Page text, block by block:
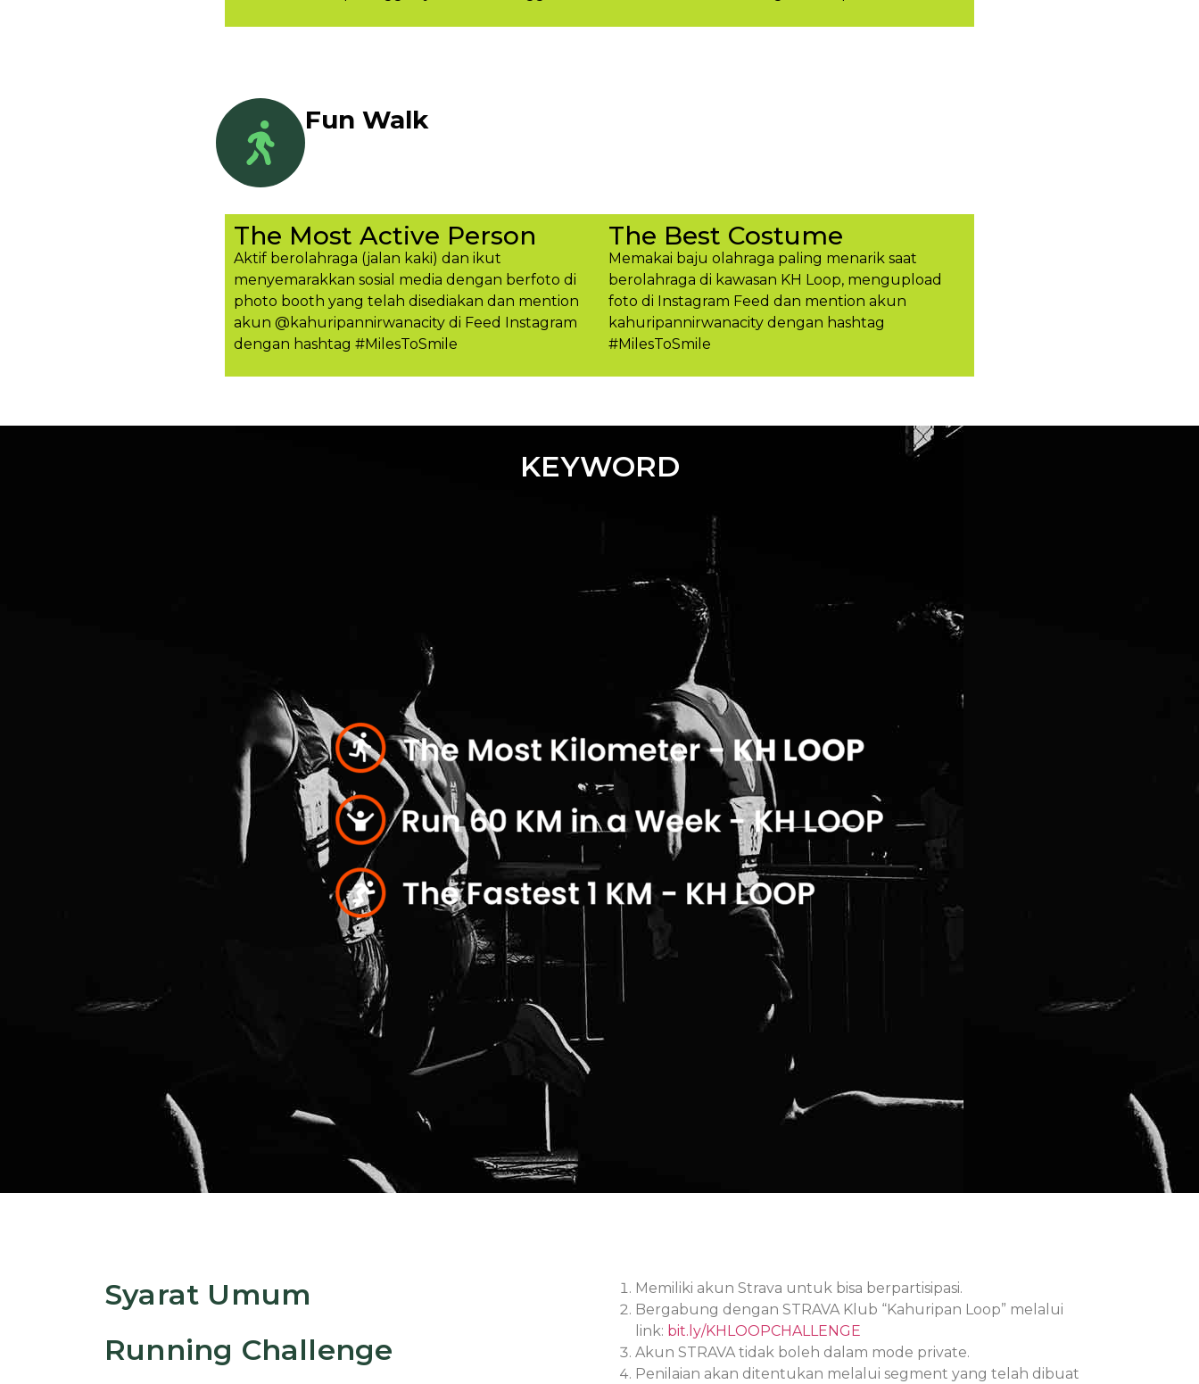
Fun Walk
The Most Active Person
Aktif berolahraga (jalan kaki) dan ikut
menyemarakkan sosial media dengan berfoto di
photo booth yang telah disediakan dan mention
akun @kahuripannirwanacity di Feed Instagram
dengan hashtag #MilesToSmile
The Best Costume
Memakai baju olahraga paling menarik saat
berolahraga di kawasan KH Loop, mengupload
foto di Instagram Feed dan mention akun
kahuripannirwanacity dengan hashtag
#MilesToSmil​e
KEYWORD
Syarat Umum
Running Challenge
Memiliki akun Strava untuk bisa berpartisipasi.
Bergabung dengan STRAVA Klub “Kahuripan Loop” melalui
link: bit.ly/KHLOOPCHALLENGE
Akun STRAVA tidak boleh dalam mode private.
Penilaian akan ditentukan melalui segment yang telah dibuat